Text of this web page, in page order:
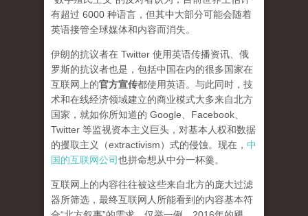
有超过 6000 种语言，但其中大部分可能会随着
英语接管全球媒体和内容而消失。
伊朗的抗议者在 Twitter 使用英语传播资讯、俄
罗斯的抗议者也是，包括中国在内的很多国家在
互联网上的官方宣传都使用英语。与此同时，技
术和在线经济领域建立的商业模式大多来自北方
国家，就如你所知道的 Google、Facebook、
Twitter 等监视资本主义巨头，对基本人权和数据
的攫取主义（extractivism）式的侵蚀。现在， 中
国的互联网公司也拼命想从中分一杯羹。
互联网上的内容往往被这些来自北方的庞大过滤
器所筛选，最终互联网人所能看到的内容基本符